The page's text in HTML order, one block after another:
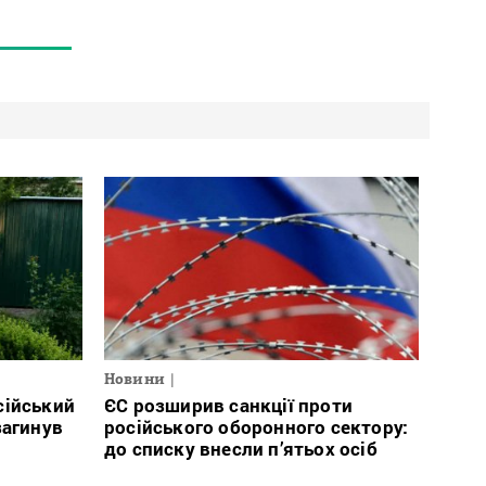
Новини
ЄС розширив санкції проти
російського оборонного сектору:
до списку внесли п’ятьох осіб